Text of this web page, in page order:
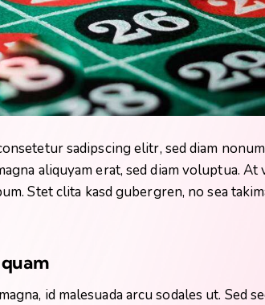
sadipscing elitr, sed diam
aliquyam erat, sed diam voluptua. At
Stet clita kasd gubergren, no sea
id malesuada arcu sodales ut. Sed